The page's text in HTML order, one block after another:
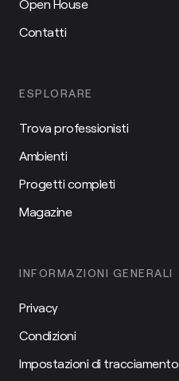
Open House
Contatti
ESPLORARE
Trova professionisti
Ambienti
Progetti completi
Magazine
INFORMAZIONI GENERALI
Privacy
Condizioni
Impostazioni di tracciamento